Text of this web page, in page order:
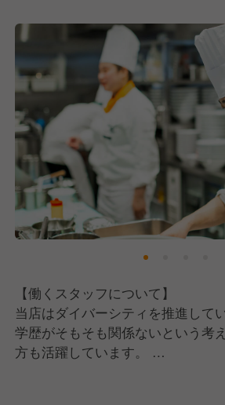
提供するラーメン"レストラン"です
1986年に1号店「道頓堀店」をオ
ンドはおかげさまで神座は多くの
けるブランドとなりました。
当初は関西エリアを中心に店舗展
が、現在は関東エリアや海外にも
順調に事業拡大をしています！
【働くスタッフについて】
当店はダイバーシティを推進して
学歴がそもそも関係ないという考
方も活躍しています。
経験層でいうとラーメン業態やチ